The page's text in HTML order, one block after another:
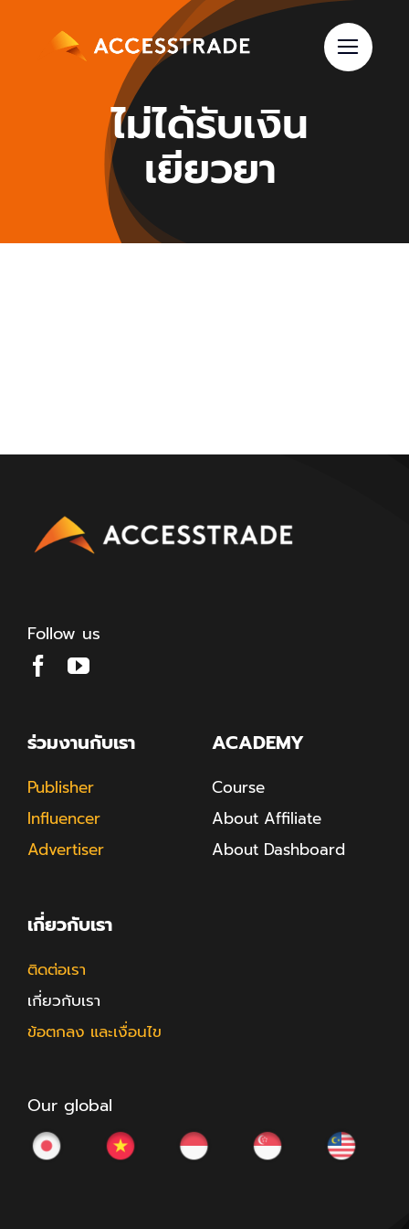
ไม่ได้รับเงิน
เยียวยา
Follow us
ร่วมงานกับเรา
Publisher
Influencer
Advertiser
ACADEMY
Course
About Affiliate
About Dashboard
เกี่ยวกับเรา
ติดต่อเรา
เกี่ยวกับเรา
ข้อตกลง และเงื่อนไข
Our global